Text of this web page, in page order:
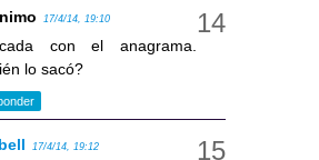
17/4/14, 19:10
con el anagrama.
lo sacó?
17/4/14, 19:12